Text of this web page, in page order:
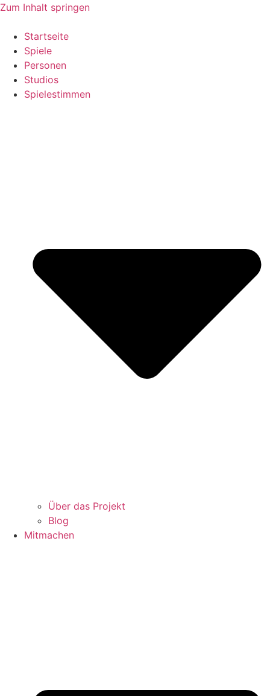
Zum Inhalt springen
Startseite
Spiele
Personen
Studios
Spielestimmen
Über das Projekt
Blog
Mitmachen